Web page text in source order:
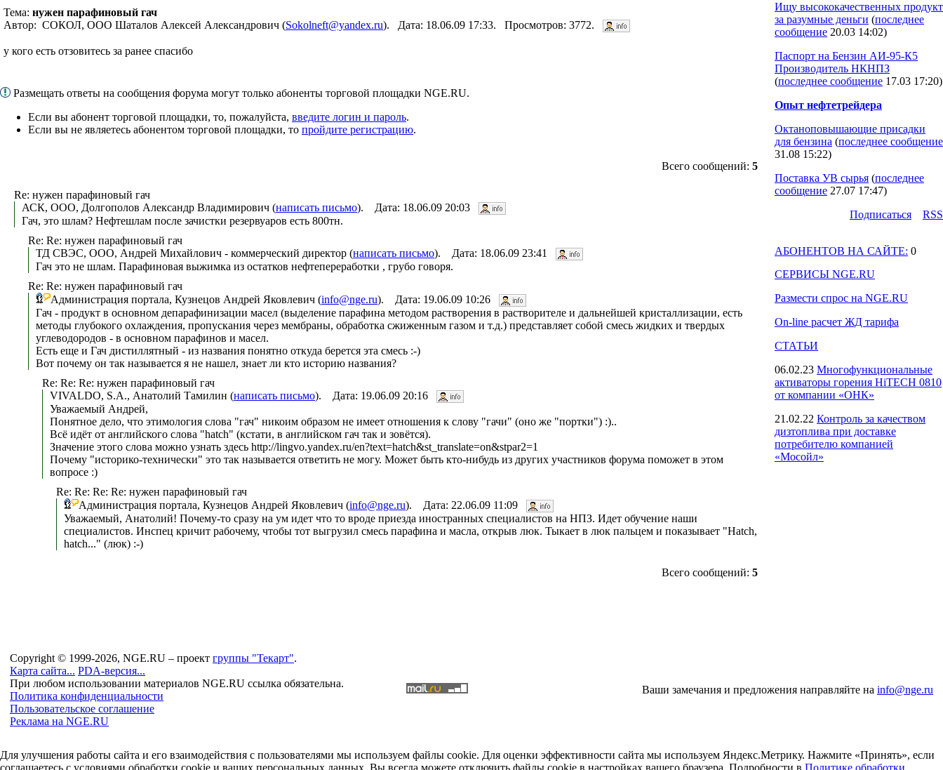
Тема: нужен парафиновый гач
Автор: СОКОЛ, ООО Шаталов Алексей Александрович (Sokolneft@yandex.ru). Дата: 18.06.09 17:33. Просмотров: 3772.
у кого есть отзовитесь за ранее спасибо
Размещать ответы на сообщения форума могут только абоненты торговой площадки NGE.RU.
Если вы абонент торговой площадки, то, пожалуйста, введите логин и пароль.
Если вы не являетесь абонентом торговой площадки, то пройдите регистрацию.
Всего сообщений: 5
Re: нужен парафиновый гач
АСК, ООО, Долгополов Александр Владимирович (написать письмо). Дата: 18.06.09 20:03
Гач, это шлам? Нефтешлам после зачистки резервуаров есть 800тн.
Re: Re: нужен парафиновый гач
ТД СВЭС, ООО, Андрей Михайлович - коммерческий директор (написать письмо). Дата: 18.06.09 23:41
Гач это не шлам. Парафиновая выжимка из остатков нефтепереработки , грубо говоря.
Re: Re: нужен парафиновый гач
Администрация портала, Кузнецов Андрей Яковлевич (info@nge.ru). Дата: 19.06.09 10:26
Гач - продукт в основном депарафинизации масел (выделение парафина методом растворения в растворителе и дальнейшей кристаллизации, есть
методы глубокого охлаждения, пропускания через мембраны, обработка сжиженным газом и т.д.) представляет собой смесь жидких и твердых
углеводородов - в основном парафинов и масел.
Есть еще и Гач дистиллятный - из названия понятно откуда берется эта смесь :-)
Вот почему он так называется я не нашел, знает ли кто историю названия?
Re: Re: Re: нужен парафиновый гач
VIVALDO, S.A., Анатолий Тамилин (написать письмо). Дата: 19.06.09 20:16
Уважаемый Андрей,
Понятное дело, что этимология слова "гач" никоим образом не имеет отношения к слову "гачи" (оно же "портки") :)..
Всё идёт от английского слова "hatch" (кстати, в английском гач так и зовётся).
Значение этого слова можно узнать здесь http://lingvo.yandex.ru/en?text=hatch&st_translate=on&stpar2=1
Почему "историко-технически" это так называется ответить не могу. Может быть кто-нибудь из других участников форума поможет в этом
вопросе :)
Re: Re: Re: Re: нужен парафиновый гач
Администрация портала, Кузнецов Андрей Яковлевич (info@nge.ru). Дата: 22.06.09 11:09
Уважаемый, Анатолий! Почему-то сразу на ум идет что то вроде приезда иностранных специалистов на НПЗ. Идет обучение наши
специалистов. Инспец кричит рабочему, чтобы тот выгрузил смесь парафина и масла, открыв люк. Тыкает в люк пальцем и показывает "Hatch,
hatch..." (люк) :-)
Всего сообщений: 5
Ищу высококачественных продукт
за разумные деньги (последнее
сообщение 20.03 14:02)
Паспорт на Бензин АИ-95-К5
Производитель НКНПЗ
(последнее сообщение 17.03 17:20)
Опыт нефтетрейдера
Октаноповышающие присадки
для бензина (последнее сообщение
31.08 15:22)
Поставка УВ сырья (последнее
сообщение 27.07 17:47)
Подпиcаться
RSS
АБОНЕНТОВ НА САЙТЕ: 0
СЕРВИСЫ NGE.RU
Размести спрос на NGE.RU
On-line расчет ЖД тарифа
СТАТЬИ
06.02.23 Многофункциональные
активаторы горения HiTECH 0810
от компании «ОНК»
21.02.22 Контроль за качеством
дизтоплива при доставке
потребителю компанией
«Мосойл»
Copyright © 1999-2026, NGE.RU – проект группы "Текарт".
Карта сайта... PDA-версия...
При любом использовании материалов NGE.RU ссылка обязательна.
Политика конфиденциальности
Пользовательское соглашение
Реклама на NGE.RU
Ваши замечания и предложения направляйте на info@nge.ru
Для улучшения работы сайта и его взаимодействия с пользователями мы используем файлы cookie. Для оценки эффективности сайта мы используем Яндекс.Метрику. Нажмите «Принять», если
соглашаетесь с условиями обработки cookie и ваших персональных данных. Вы всегда можете отключить файлы cookie в настройках вашего браузера. Подробности в Политике обработки